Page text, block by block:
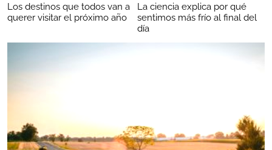
Los destinos que todos van a
querer visitar el próximo año
La ciencia explica por qué
sentimos más frío al final del
día